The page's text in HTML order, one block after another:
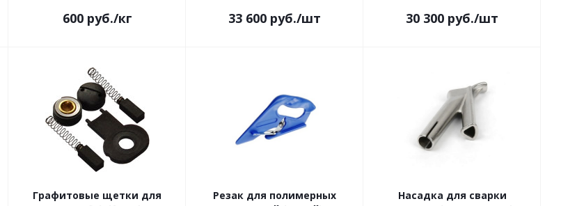
600руб./кг 33 600 руб./шт 30 300 руб./шт
Графитовые щетки для
Резак для полимерных
Насадка для сварки